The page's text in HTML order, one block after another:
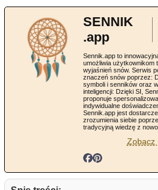
SENNIK
.app
Sennik.app to
umożliwia użytkownikom
wyjaśnień snów. Serwis
znaczeń snów poprzez:
symboli i senników oraz
inteligencji: Dzięki SI,
proponuje
indywidualne
Sennik.app jest
zrozumienia siebie
tradycyjną wiedzę z
Zobacz